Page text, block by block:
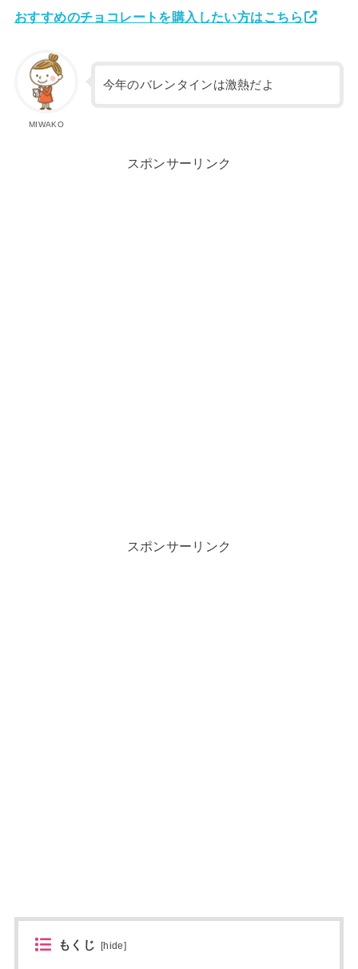
おすすめのチョコレートを購入したい方はこちら
MIWAKO
今年のバレンタインは激熱だよ
スポンサーリンク
スポンサーリンク
もくじ [hide]